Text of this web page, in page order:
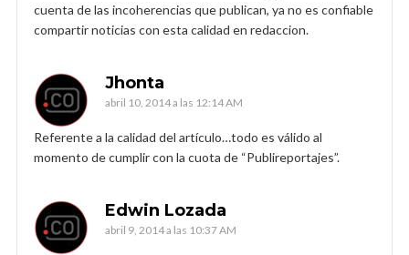
cuenta de las incoherencias que publican, ya no es confiable
compartir noticias con esta calidad en redaccion.
Jhonta
abril 10, 2014 a las 12:14 AM
Referente a la calidad del artículo…todo es válido al
momento de cumplir con la cuota de “Publireportajes”.
Edwin Lozada
abril 9, 2014 a las 10:37 AM